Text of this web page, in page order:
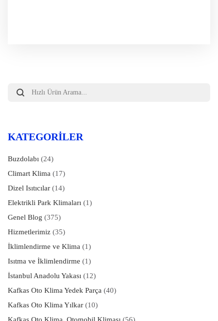
search
KATEGORILER
Buzdolabı (24)
Climart Klima (17)
Dizel Isıtıcılar(14)
Elektrikli Park Klimaları (1)
Genel Blog (375)
Hizmetlerimiz(35)
İklimlendirme ve Klima (1)
Isıtma ve İklimlendirme (1)
İstanbul Anadolu Yakası (12)
Kafkas Oto Klima Yedek Parça (40)
Kafkas Oto Klima Yılkar(10)
Kafkas Oto Klima, Otomobil Kliması (56)